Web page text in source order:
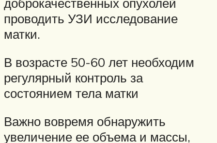
доброкачественных опухолей
проводить УЗИ исследование
матки.
В возрасте 50-60 лет необходим
регулярный контроль за
состоянием тела матки
Важно вовремя обнаружить
увеличение ее объема и массы,